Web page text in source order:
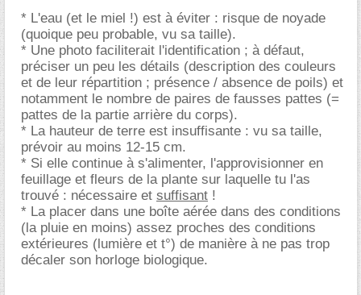
* L'eau (et le miel !) est à éviter : risque de noyade
(quoique peu probable, vu sa taille).
* Une photo faciliterait l'identification ; à défaut,
préciser un peu les détails (description des couleurs
et de leur répartition ; présence / absence de poils) et
notamment le nombre de paires de fausses pattes (=
pattes de la partie arrière du corps).
* La hauteur de terre est insuffisante : vu sa taille,
prévoir au moins 12-15 cm.
* Si elle continue à s'alimenter, l'approvisionner en
feuillage et fleurs de la plante sur laquelle tu l'as
trouvé : nécessaire et suffisant !
* La placer dans une boîte aérée dans des conditions
(la pluie en moins) assez proches des conditions
extérieures (lumière et t°) de manière à ne pas trop
décaler son horloge biologique.